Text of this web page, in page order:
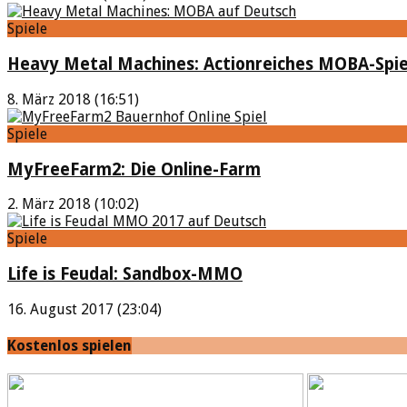
Spiele
Heavy Metal Machines: Actionreiches MOBA-
8. März 2018 (16:51)
Spiele
MyFreeFarm2: Die Online-Farm
2. März 2018 (10:02)
Spiele
Life is Feudal: Sandbox-MMO
16. August 2017 (23:04)
Kostenlos spielen